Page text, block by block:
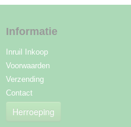
Informatie
Inruil Inkoop
Voorwaarden
Verzending
Contact
Herroeping